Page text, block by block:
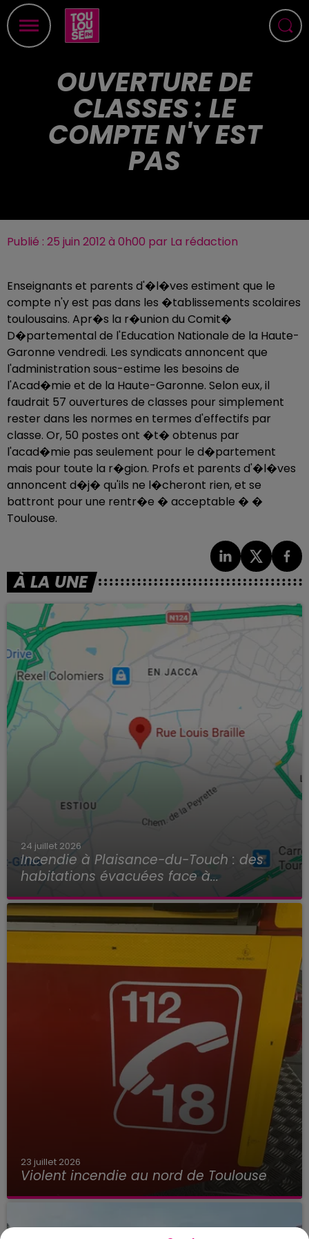
OUVERTURE DE
CLASSES : LE
COMPTE N'Y EST
PAS
Publié : 25 juin 2012 à 0h00 par La rédaction
Enseignants et parents d'�l�ves estiment que le
compte n'y est pas dans les �tablissements scolaires
toulousains. Apr�s la r�union du Comit�
D�partemental de l'Education Nationale de la Haute-
Garonne vendredi. Les syndicats annoncent que
l'administration sous-estime les besoins de
l'Acad�mie et de la Haute-Garonne. Selon eux, il
faudrait 57 ouvertures de classes pour simplement
rester dans les normes en termes d'effectifs par
classe. Or, 50 postes ont �t� obtenus par
l'acad�mie pas seulement pour le d�partement
mais pour toute la r�gion. Profs et parents d'�l�ves
annoncent d�j� qu'ils ne l�cheront rien, et se
battront pour une rentr�e � acceptable � �
Toulouse.
À LA UNE
24 juillet 2026
Incendie à Plaisance-du-Touch : des
habitations évacuées face à...
23 juillet 2026
Violent incendie au nord de Toulouse